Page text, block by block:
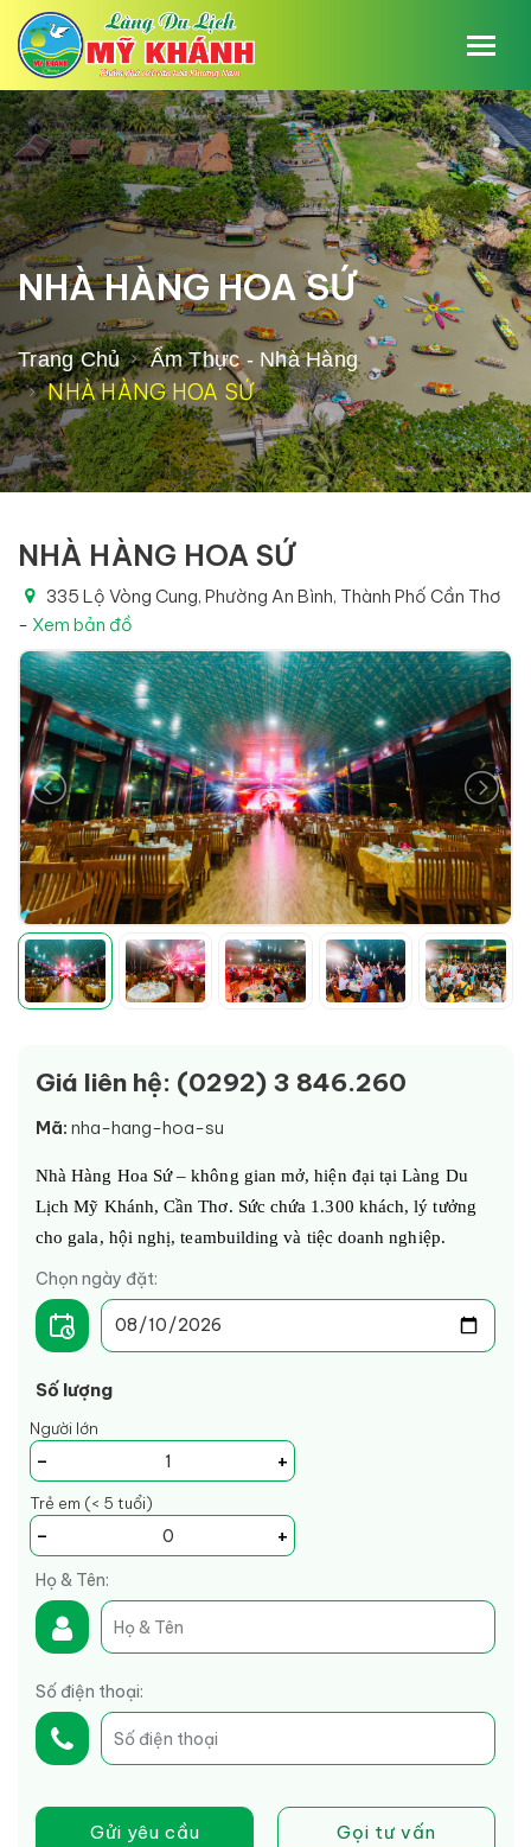
NHÀ HÀNG HOA SỨ
Trang Chủ Ẩm Thực - Nhà Hàng
NHÀ HÀNG HOA SỨ
NHÀ HÀNG HOA SỨ
335 Lộ Vòng Cung, Phường An Bình, Thành Phố Cần Thơ
- Xem bản đồ
Giá liên hệ: (0292) 3 846.260
Mã: nha-hang-hoa-su
Nhà Hàng Hoa Sứ – không gian mở, hiện đại tại Làng Du
Lịch Mỹ Khánh, Cần Thơ. Sức chứa 1.300 khách, lý tưởng
cho gala, hội nghị, teambuilding và tiệc doanh nghiệp.
Chọn ngày đặt:
Số lượng
Người lớn
- +
Trẻ em (< 5 tuổi)
- +
Họ & Tên:
Số điện thoại:
Gửi yêu cầu Gọi tư vấn